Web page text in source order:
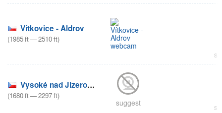
Vítkovice - Aldrov
(1985ft—2510ft)
Vysoké nad Jizerou - Šachty
(1680ft—2297ft)
suggest